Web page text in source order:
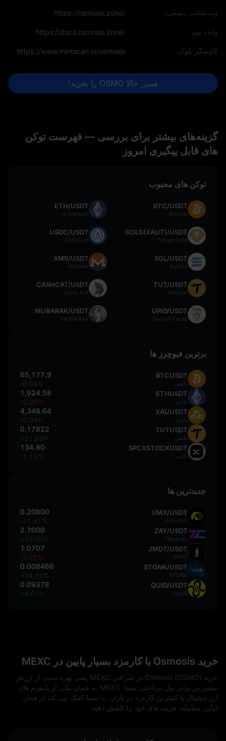
وب‌ سایت رسمی: https://osmosis.zone/
وایت پیپر https://docs.osmosis.zone/
کاوشگر بلوک: https://www.mintscan.io/osmosis
همین حالا OSMO را بخرید!
گزینه‌های بیشتر برای بررسی — فهرست توکن‌
های قابل پیگیری امروز
توکن های محبوب
BTC/USDT
Bitcoin
ETH/USDT
Ethereum
GOLD(XAUT)/USDT
Tether Gold
USDC/USDT
USDCoin
SOL/USDT
Solana
XMR/USDT
Monero
TUT/USDT
Tutorial
CASHCAT/USDT
Cash Cat
UPID/USDT
Stupid Faces
MUBARAK/USDT
MUBARAK
برترین فیوچرز ها
BTCUSDT
دائمی
65,177.9
-0.04%
ETHUSDT
دائمی
1,924.58
-0.06%
XAUUSDT
دائمی
4,348.64
-0.34%
TUTUSDT
دائمی
0.17822
+21.83%
SPCXSTOCKUSDT
دائمی
134.80
-1.13%
جدیدترین ها
UMX/USDT
AurumX
0.20800
-11.41%
ZAY/USDT
ZKcandy
2.7000
+50.00%
JMDT/USDT
JMDT
1.0707
-0.75%
STONK/USDT
STONK
0.008466
+34.33%
QUID/USDT
Squid
0.09378
+6.01%
خرید Osmosis با کارمزد بسیار پایین در MEXC
خرید Osmosis (OSMO) در صرافی MEXC یعنی بهره‌ مندی از ارزش
بیشتر در برابر پول پرداختی شما. MEXC به‌ عنوان یکی از پلتفرم‌ های
ارز دیجیتال با کمترین کارمزد در بازار، به شما کمک می‌ کند از همان
اولین معامله، هزینه‌ های خود را کاهش دهید.